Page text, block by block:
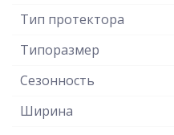
Тип протектора
Типоразмер
Сезонность
Ширина